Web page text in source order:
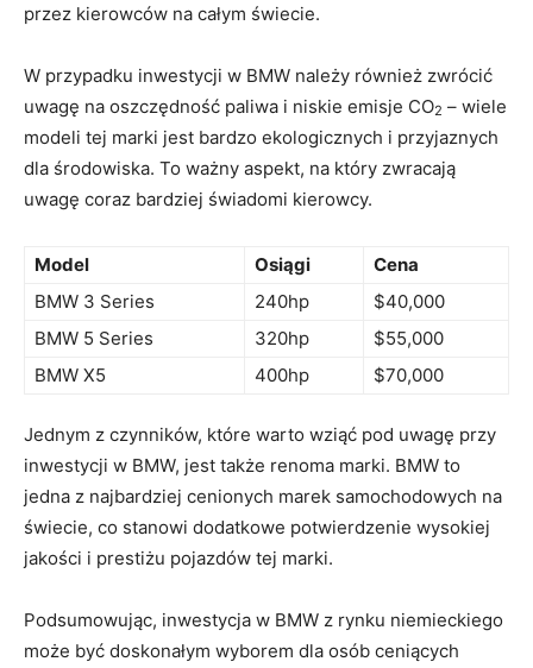
przez kierowców na całym świecie.
W przypadku inwestycji w BMW należy również⁢ zwrócić
uwagę na oszczędność paliwa i niskie emisje CO2 – ⁢wiele
modeli tej marki‌ jest bardzo ekologicznych i przyjaznych
dla środowiska. To ważny aspekt, na​ który zwracają
uwagę coraz bardziej świadomi kierowcy.
Model Osiągi
Cena
BMW ‍3 Series
240hp
$40,000
BMW 5 Series
320hp
$55,000
BMW X5
400hp $70,000
Jednym z czynników, które⁣ warto wziąć pod uwagę przy
inwestycji w BMW, jest także renoma marki. BMW to
jedna z najbardziej cenionych marek samochodowych na
świecie, co stanowi dodatkowe potwierdzenie ⁤wysokiej
jakości i⁢ prestiżu pojazdów tej marki.
Podsumowując, inwestycja w BMW z rynku‍ niemieckiego
może być doskonałym wyborem dla ‍osób ceniących